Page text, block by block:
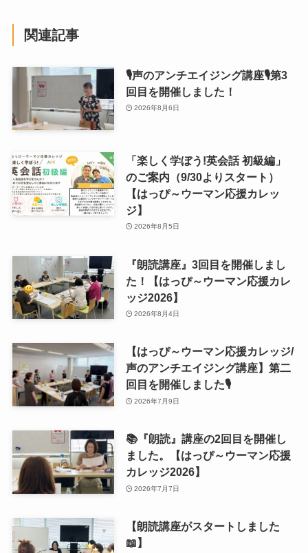
関連記事
🎙声のアンチエイジング講座🎙第3
回目を開催しました！
2026年8月6日
「楽しく学ぼう!英会話 初級編」
のご案内（9/30よりスタート）
【はっぴ～ウーマン応援カレッ
ジ】
2026年8月5日
『朗読講座』3回目を開催しまし
た！【はっぴ～ウーマン応援カレ
ッジ2026】
2026年8月4日
【はっぴ～ウーマン応援カレッジ/
声のアンチエイジング講座】第二
回目を開催しました🎙
2026年7月9日
📚『朗読』講座の2回目を開催し
ました。【はっぴ～ウーマン応援
カレッジ2026】
2026年7月7日
【朗読講座がスタートしました
📖】